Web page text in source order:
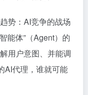
势：AI竞争的战场
能体”（Agent）的
用户意图、并能调
AI代理，谁就可能